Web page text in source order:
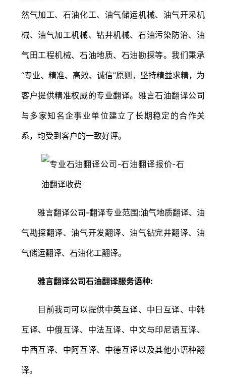
然气加工、石油化工、油气储运机械、油气开采机
械、油气加工机械、钻井机械、石油污染防治、油
气田工程机械、石油地质、石油勘探等。我们秉承
“专业、精准、高效、诚信”原则，坚持精益求精，为
客户提供精准权威的专业翻译。雅言石油翻译公司
与多家知名企事业单位建立了长期稳定的合作关
系，均受到客户的一致好评。
雅言翻译公司-翻译专业范围:油气地质翻译、油
气勘探翻译、油气开发翻译、油气钻完井翻译、油
气储运翻译、石油化工翻译。
雅言翻译公司石油翻译服务语种:
目前我司可以提供中英互译、中日互译、中韩
互译、中俄互译、中法互译、中文与印尼语互译、
中西互译、中阿互译、中德互译以及其他小语种翻
译。